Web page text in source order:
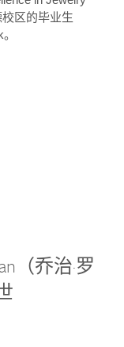
区的毕业生
（乔治·罗